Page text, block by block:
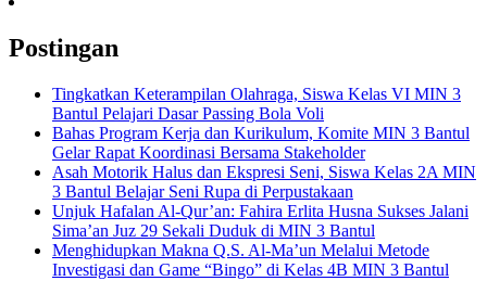
Postingan
Tingkatkan Keterampilan Olahraga, Siswa Kelas VI MIN 3
Bantul Pelajari Dasar Passing Bola Voli
Bahas Program Kerja dan Kurikulum, Komite MIN 3 Bantul
Gelar Rapat Koordinasi Bersama Stakeholder
Asah Motorik Halus dan Ekspresi Seni, Siswa Kelas 2A MIN
3 Bantul Belajar Seni Rupa di Perpustakaan
Unjuk Hafalan Al-Qur’an: Fahira Erlita Husna Sukses Jalani
Sima’an Juz 29 Sekali Duduk di MIN 3 Bantul
Menghidupkan Makna Q.S. Al-Ma’un Melalui Metode
Investigasi dan Game “Bingo” di Kelas 4B MIN 3 Bantul